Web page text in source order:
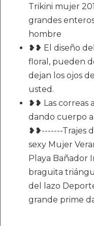
Trikini mujer
grandes
hombre
❥❥ El diseño
floral, pueden
dejan los ojos
usted.
❥❥ Las correas
dando cuerpo
❥❥-------Trajes
sexy Mujer
Playa Bañador
braguita
del lazo
grande prime